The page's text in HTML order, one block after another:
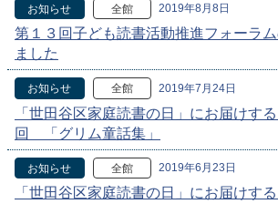
お知らせ 全館 2019年8月8日
第１３回子ども読書活動推進フォーラ
ました
お知らせ 全館 2019年7月24日
「世田谷区家庭読書の日」にお届けす
回 「グリム童話集」
お知らせ 全館 2019年6月23日
「世田谷区家庭読書の日」にお届けす